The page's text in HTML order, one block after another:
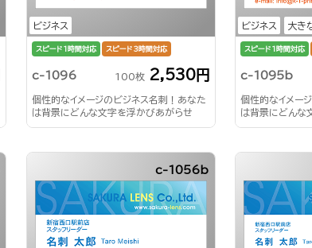
ビジネス
スピード1時間対応 スピード3時間対応
c-1096 100枚 2,530円
個性的なイメージのビジネス名刺！あなた
は背景にどんな文字を浮かびあがらせ
ビジネス 大き
スピード1時間対応
c-1095b
個性的なイメー
は背景にどんな
c-1056b